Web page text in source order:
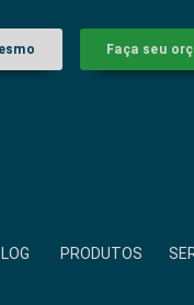
Faça seu
PRODUTOS